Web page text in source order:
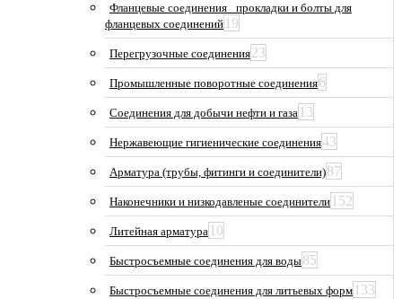
Фланцевые соединения_ прокладки и болты для
фланцевых соединений 19
Перегрузочные соединения23
Промышленные поворотные соединения6
Соединения для добычи нефти и газа 13
Нержавеющие гигиенические соединения43
Арматура (трубы, фитинги и соединители)87
Наконечники и низкодавленые соединители 152
Литейная арматура 10
Быстросъемные соединения для воды85
Быстросъемные соединения для литьевых форм 133